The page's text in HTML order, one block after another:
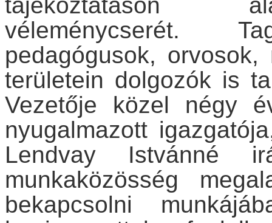
véleménycserét.
pedagógusok,
területein dolgozók is
Vezetője közel négy
nyugalmazott
Lendvay Istvánné
munkaközösség
bekapcsolni